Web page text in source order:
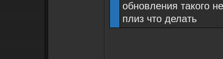
обновления такого
плиз что делать